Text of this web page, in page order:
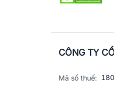
CÔNG TY
Mã số thuế: